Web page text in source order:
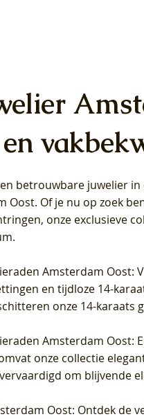
Oorhangers
(14k) met Lab
Blush
grown
Collier LG3019Y
Lab grown
Blush
LG1031Y -
grown
Blush
betrouwbare juwelier
Oost. Of je nu op zoek
onze exclusieve
.
Amsterdam Oost:
en tijdloze 14-
onze 14-
Amsterdam Oost:
onze collectie
om blijvende
Oost: Ontdek de